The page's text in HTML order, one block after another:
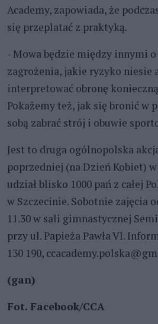
Academy, zapowiada, że
się przeplatać z praktyką.
- Mowa będzie między innymi
zagrożenia, jakie ryzyko niesie
interpretować obronę konieczną
Pokażemy też, jak się bronić w
sobą zabrać strój i obuwie
Jest to druga ogólnopolska
poprzedniej (na Dzień Kobiet)
udział blisko 1000 pań z całej
w Szczecinie. Sobotnie zajęcia
11.30 w sali gimnastycznej
przy ul. Papieża Pawła VI.
130 190,
(gan)
Fot. Facebook/CCA